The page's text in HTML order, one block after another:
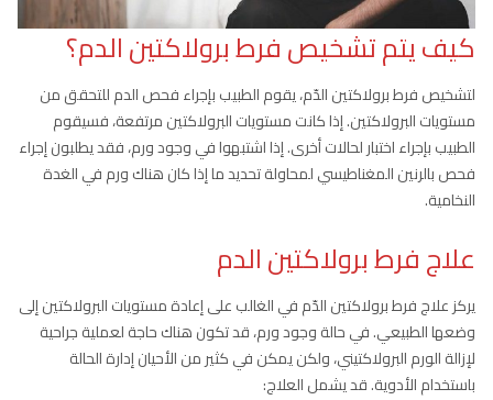
كيف يتم تشخيص فرط برولاكتين الدم؟
لتشخيص فرط برولاكتين الدّم، يقوم الطبيب بإجراء فحص الدم للتحقق من
مستويات البرولاكتين. إذا كانت مستويات البرولاكتين مرتفعة، فسيقوم
الطبيب بإجراء اختبار لحالات أخرى. إذا اشتبهوا في وجود ورم، فقد يطلبون إجراء
فحص بالرنين المغناطيسي لمحاولة تحديد ما إذا كان هناك ورم في الغدة
النخامية.
علاج فرط برولاكتين الدم
يركز علاج فرط برولاكتين الدّم في الغالب على إعادة مستويات البرولاكتين إلى
وضعها الطبيعي. في حالة وجود ورم، قد تكون هناك حاجة لعملية جراحية
لإزالة الورم البرولاكتيني، ولكن يمكن في كثير من الأحيان إدارة الحالة
باستخدام الأدوية. قد يشمل العلاج: